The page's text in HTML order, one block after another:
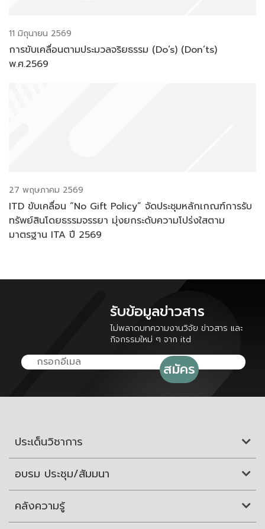
11 มิถุนายน 2569
การขับเคลื่อนตามประมวลจริยธรรม (Do’s) (Don’ts)
พ.ศ.2569
27 พฤษภาคม 2569
ITD ขับเคลื่อน “No Gift Policy” จัดประชุมหลักเกณฑ์การรับ
ทรัพย์สินโดยธรรมจรรยา มุ่งยกระดับความโปร่งใสตาม
มาตรฐาน ITA ปี 2569
รับข้อมูลข่าวสาร
ไม่พลาดบทความงานวิจัย ข่าวสาร และ
กิจกรรมใหม่ ๆ จาก itd
ประเด็นวิชาการ
อบรม ประชุม/สัมมนา
คลังความรู้